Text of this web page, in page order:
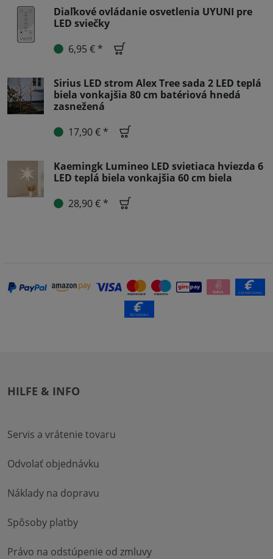
Diaľkové ovládanie osvetlenia UYUNI pre
LED sviečky
6,95 € *
Sirius LED strom Alex Tree sada 2 LED teplá
biela vonkajšia 80 cm batériová hnedá
zasnežená
17,90 € *
Kaemingk Lumineo LED svietiaca hviezda 6
LED teplá biela vonkajšia 60 cm biela
28,90 € *
HILFE & INFO
Servis a vrátenie tovaru
Odvolať objednávku
Náklady na dopravu
Spôsoby platby
Právo na odstúpenie od zmluvy